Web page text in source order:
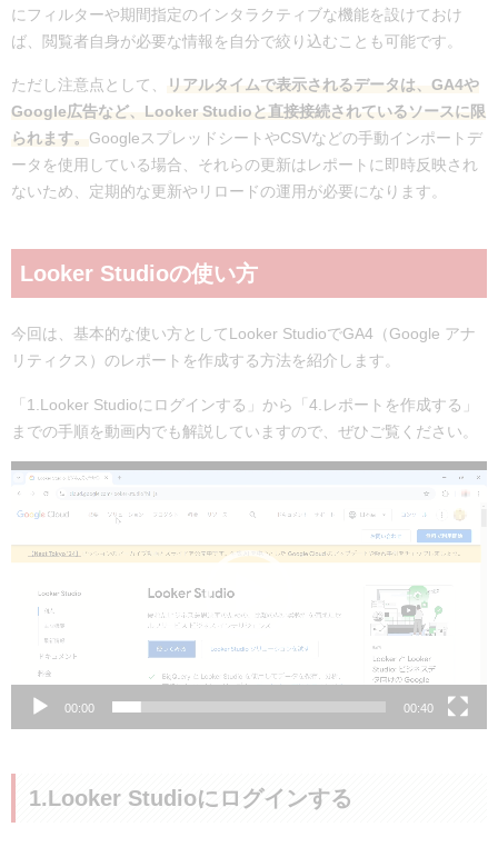
にフィルターや期間指定のインタラクティブな機能を設けておけ
ば、閲覧者自身が必要な情報を自分で絞り込むことも可能です。
ただし注意点として、
リアルタイムで表示されるデータは、GA4や
Google広告など、Looker Studioと直接接続されているソースに限
られます。 GoogleスプレッドシートやCSVなどの手動インポートデ
ータを使用している場合、それらの更新はレポートに即時反映され
ないため、定期的な更新やリロードの運用が必要になります。
Looker Studioの使い方
今回は、基本的な使い方としてLooker StudioでGA4（Google アナ
リティクス）のレポートを作成する方法を紹介します。
「1.Looker Studioにログインする」から「4.レポートを作成する」
までの手順を動画内でも解説していますので、ぜひご覧ください。
動
画
00:00 00:40
1.Looker Studioにログインする